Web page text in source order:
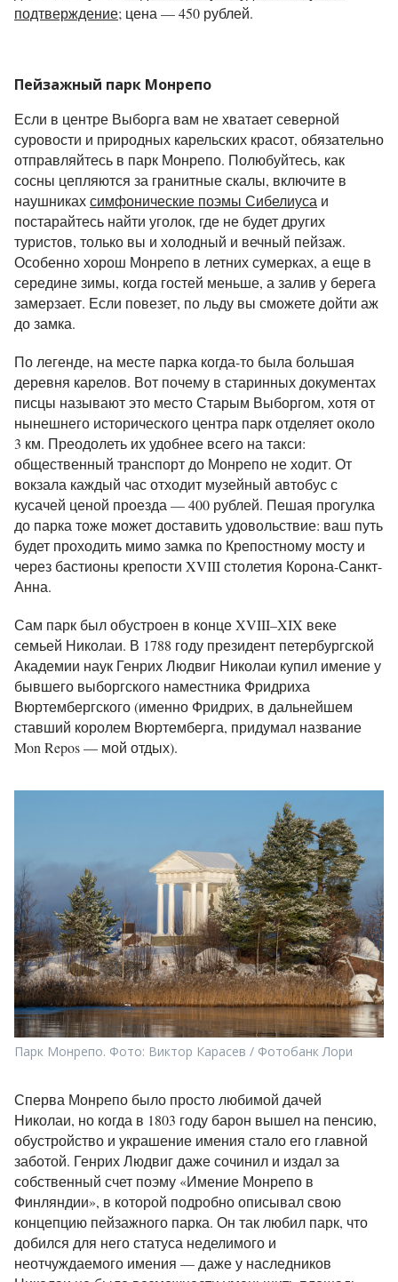
подтверждение; цена — 450 рублей.
Пейзажный парк Монрепо
Если в центре Выборга вам не хватает северной
суровости и природных карельских красот, обязательно
отправляйтесь в парк Монрепо. Полюбуйтесь, как
сосны цепляются за гранитные скалы, включите в
наушникахсимфонические поэмы Сибелиуса и
постарайтесь найти уголок, где не будет других
туристов, только вы и холодный и вечный пейзаж.
Особенно хорош Монрепо в летних сумерках, а еще в
середине зимы, когда гостей меньше, а залив у берега
замерзает. Если повезет, по льду вы сможете дойти аж
до замка.
По легенде, на месте парка когда-то была большая
деревня карелов. Вот почему в старинных документах
писцы называют это место Старым Выборгом, хотя от
нынешнего исторического центра парк отделяет около
3 км. Преодолеть их удобнее всего на такси:
общественный транспорт до Монрепо не ходит. От
вокзала каждый час отходит музейный автобус с
кусачей ценой проезда — 400 рублей. Пешая прогулка
до парка тоже может доставить удовольствие: ваш путь
будет проходить мимо замка по Крепостному мосту и
через бастионы крепости XVIII столетия Корона-Санкт-
Анна.
Сам парк был обустроен в конце XVIII–XIX веке
семьей Николаи. В 1788 году президент петербургской
Академии наук Генрих Людвиг Николаи купил имение у
бывшего выборгского наместника Фридриха
Вюртембергского (именно Фридрих, в дальнейшем
ставший королем Вюртемберга, придумал название
Mon Repos — мой отдых).
Парк Монрепо. Фото: Виктор Карасев / Фотобанк Лори
Сперва Монрепо было просто любимой дачей
Николаи, но когда в 1803 году барон вышел на пенсию,
обустройство и украшение имения стало его главной
заботой. Генрих Людвиг даже сочинил и издал за
собственный счет поэму «Имение Монрепо в
Финляндии», в которой подробно описывал свою
концепцию пейзажного парка. Он так любил парк, что
добился для него статуса неделимого и
неотчуждаемого имения — даже у наследников